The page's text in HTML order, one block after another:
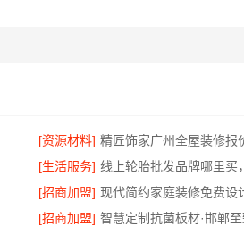
[资源材料] 精匠饰家广州全屋装修报
[生活服务]
[招商加盟]
[招商加盟]